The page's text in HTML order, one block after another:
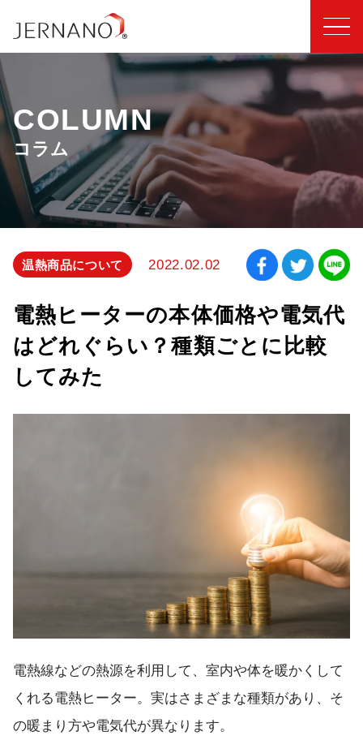
COLUMN
コラム
温熱商品について 2022.02.02
電熱ヒーターの本体価格や電気代
はどれぐらい？種類ごとに比較
してみた
電熱線などの熱源を利用して、室内や体を暖かくして
くれる電熱ヒーター。実はさまざまな種類があり、そ
の暖まり方や電気代が異なります。